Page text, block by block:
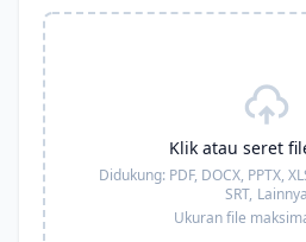
Klik atau seret
Didukung: PDF, DOCX, PPTX,
SRT, Lainnya
Ukuran file